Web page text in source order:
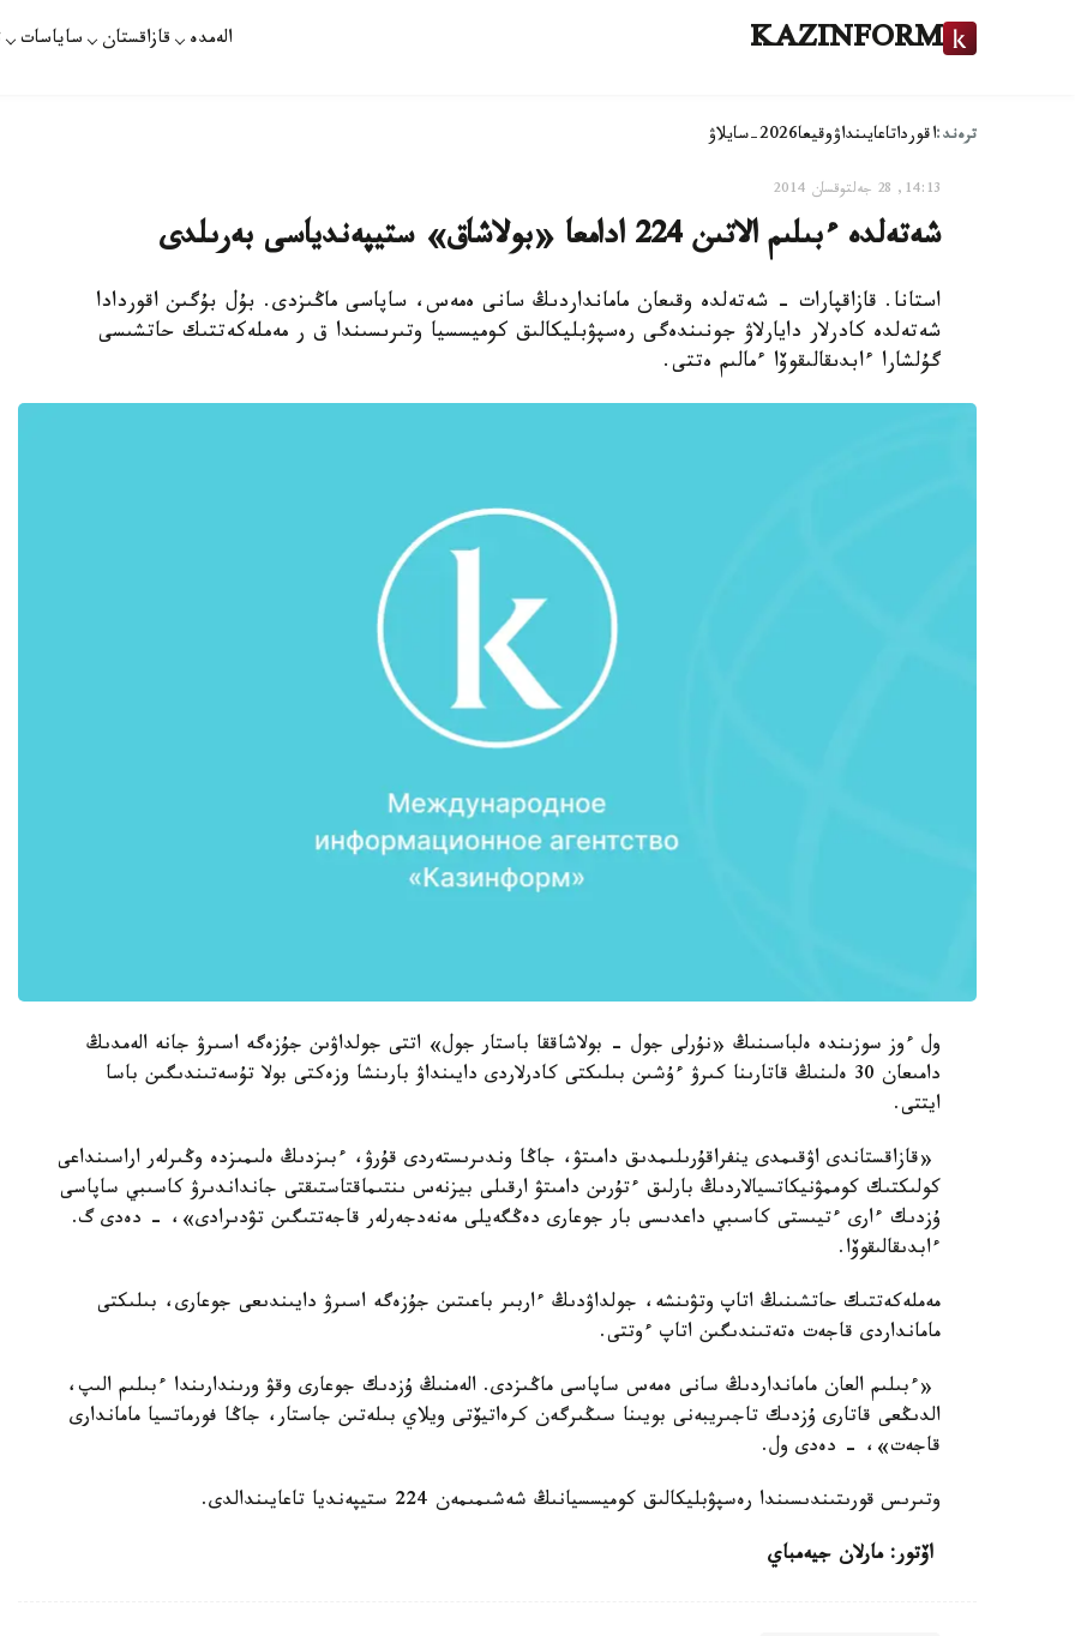
KAZINFORM الەمدە قازاقستان ساياسات
ترەند:اقورداتاعايىنداۋوقيعا2026-سايلاۋ
14:13, 28 جەلتوقسان 2014
شەتەلدە ءبىلىم الاتىن 224 ادامعا «بولاشاق» ستيپەندياسى بەرىلدى
استانا. قازاقپارات - شەتەلدە وقىعان مامانداردىڭ سانى ەمەس، ساپاسى ماڭىزدى. بۇل بۇگىن اقوردادا
شەتەلدە كادرلار دايارلاۋ جونىندەگى رەسپۋبليكالىق كوميسسيا وتىرىسىندا ق ر مەملەكەتتىك حاتشىسى
گۇلشارا ءابدىقالىقوۆا ءمالىم ەتتى.
ول ءوز سوزىندە ەلباسىنىڭ «نۇرلى جول - بولاشاققا باستار جول» اتتى جولداۋىن جۇزەگە اسىرۋ جانە الەمدىڭ
دامىعان 30 ەلىنىڭ قاتارىنا كىرۋ ءۇشىن بىلىكتى كادرلاردى دايىنداۋ بارىنشا وزەكتى بولا تۇسەتىندىگىن باسا
ايتتى.
«قازاقستاندى اۋقىمدى ينفراقۇرىلىمدىق دامىتۋ، جاڭا وندىرىستەردى قۇرۋ، ءبىزدىڭ ەلىمىزدە وڭىرلەر اراسىنداعى
كولىكتىك كوممۋنيكاتسيالاردىڭ بارلىق ءتۇرىن دامىتۋ ارقىلى بيزنەس ىنتىماقتاستىقتى جانداندىرۋ كاسىبي ساپاسى
ۇزدىك ءارى ءتيىستى كاسىبي داعدىسى بار جوعارى دەڭگەيلى مەنەدجەرلەر قاجەتتىگىن تۋدىرادى»، - دەدى گ.
ءابدىقالىقوۆا.
مەملەكەتتىك حاتشىنىڭ اتاپ وتۋىنشە، جولداۋدىڭ ءاربىر باعىتىن جۇزەگە اسىرۋ دايىندىعى جوعارى، بىلىكتى
مامانداردى قاجەت ەتەتىندىگىن اتاپ ءوتتى.
«ءبىلىم العان مامانداردىڭ سانى ەمەس ساپاسى ماڭىزدى. الەمنىڭ ۇزدىك جوعارى وقۋ ورىندارىندا ءبىلىم الىپ،
الدىڭعى قاتارى ۇزدىك تاجىريبەنى بويىنا سىڭىرگەن كرەاتيۆتى ويلاي بىلەتىن جاستار، جاڭا فورماتسيا ماماندارى
قاجەت»، - دەدى ول.
وتىرىس قورىتىندىسىندا رەسپۋبليكالىق كوميسسيانىڭ شەشىمىمەن 224 ستيپەنديا تاعايىندالدى.
اۆتور: مارلان جيەمباي